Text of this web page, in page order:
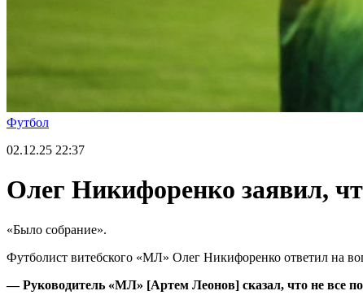
Футбол
02.12.25 22:37
Олег Никифоренко заявил,
«Было собрание».
Футболист витебского «МЛ» Олег Никифоренко ответил на
— Руководитель «МЛ» [Артем Леонов] сказал, что не все